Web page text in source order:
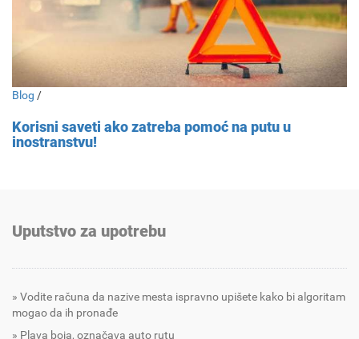
Blog /
Korisni saveti ako zatreba pomoć na putu u
inostranstvu!
Uputstvo za upotrebu
Vodite računa da nazive mesta ispravno upišete kako bi algoritam
mogao da ih pronađe
Plava boja, označava auto rutu